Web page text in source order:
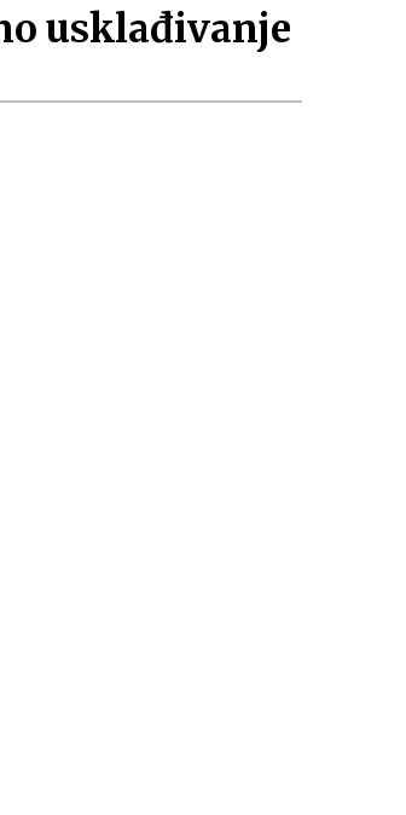
usklađivanje